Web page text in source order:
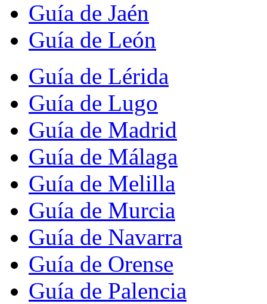
Guía de Jaén
Guía de León
Guía de Lérida
Guía de Lugo
Guía de Madrid
Guía de Málaga
Guía de Melilla
Guía de Murcia
Guía de Navarra
Guía de Orense
Guía de Palencia